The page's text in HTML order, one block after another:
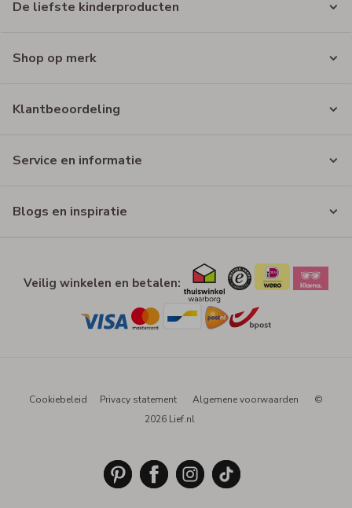
De liefste kinderproducten
Shop op merk
Klantbeoordeling
Service en informatie
Blogs en inspiratie
Veilig winkelen en betalen:
Cookiebeleid Privacy statement Algemene voorwaarden
©
2026 Lief.nl